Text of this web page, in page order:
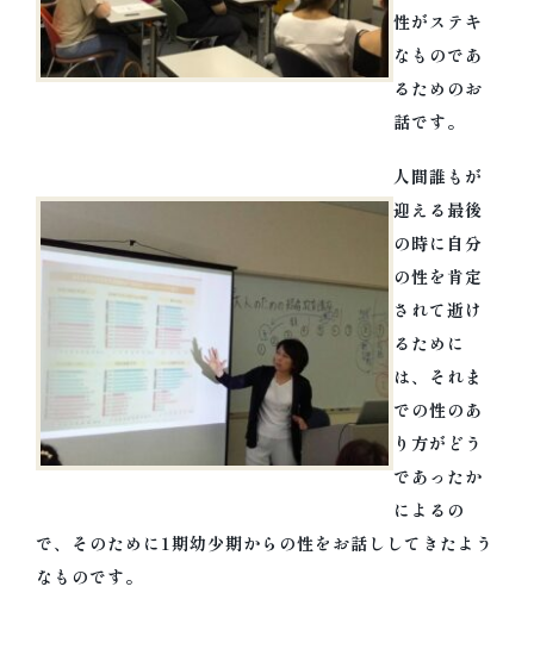
性がステキ
なものであ
るためのお
話です。
人間誰もが
迎える最後
の時に自分
の性を肯定
されて逝け
るために
は、それま
での性のあ
り方がどう
であったか
によるの
で、そのために1期幼少期からの性をお話ししてきたよう
なものです。